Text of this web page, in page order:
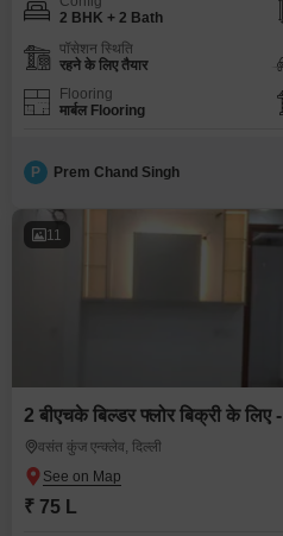
2 BHK + 2 Bath
पॉसेशन स्थिति
रहने के लिए तैयार
Flooring
मार्बल Flooring
P Prem Chand Singh
11
2 बीएचके बिल्डर फ्लोर बिक्री के
वसंत कुंज एन्क्लेव, दिल्ली
₹ 75 L